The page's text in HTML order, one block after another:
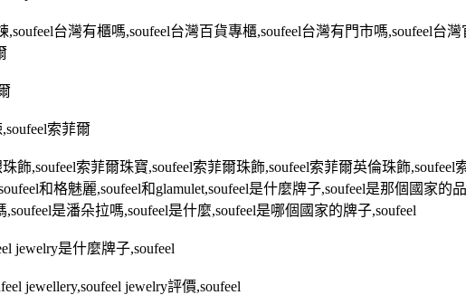
,soufeel台灣有櫃嗎,soufeel台灣百貨專櫃,soufeel台灣有門市嗎,soufeel台灣
,soufeel索菲爾
飾,soufeel索菲爾珠寶,soufeel索菲爾珠飾,soufeel索菲爾英倫珠飾,soufeel
和格魅麗,soufeel和glamulet,soufeel是什麼牌子,soufeel是那個國家的
,soufeel是潘朵拉嗎,soufeel是什麼,soufeel是哪個國家的牌子,soufeel
jewelry是什麼牌子,soufeel
jewellery,soufeel jewelry評價,soufeel